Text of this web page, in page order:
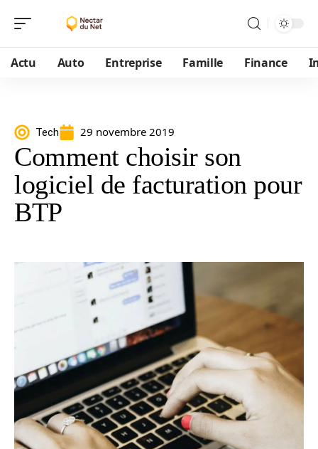
Actu Auto Entreprise Famille Finance
Tech 29 novembre 2019
Comment choisir son
logiciel de facturation pour
BTP